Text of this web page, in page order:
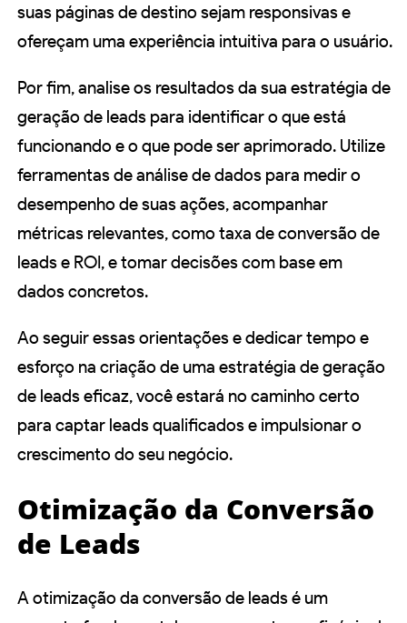
suas páginas de destino sejam responsivas e
ofereçam uma experiência intuitiva para o usuário.
Por fim, analise os resultados da sua estratégia de
geração de leads para identificar o que está
funcionando e o que pode ser aprimorado. Utilize
ferramentas de análise de dados para medir o
desempenho de suas ações, acompanhar
métricas relevantes, como taxa de conversão de
leads e ROI, e tomar decisões com base em
dados concretos.
Ao seguir essas orientações e dedicar tempo e
esforço na criação de uma estratégia de geração
de leads eficaz, você estará no caminho certo
para captar leads qualificados e impulsionar o
crescimento do seu negócio.
Otimização da Conversão
de Leads
A otimização da conversão de leads é um